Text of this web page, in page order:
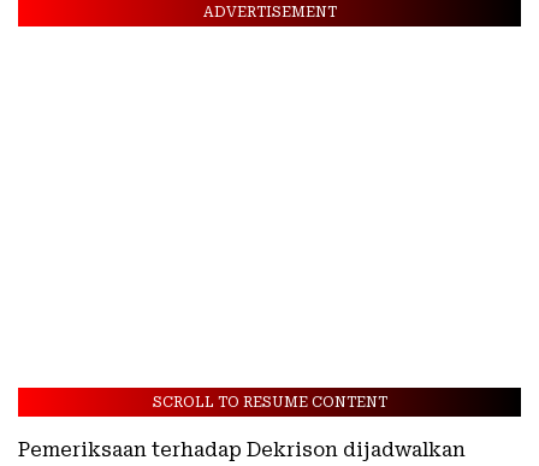
ADVERTISEMENT
SCROLL TO RESUME CONTENT
Pemeriksaan terhadap Dekrison dijadwalkan